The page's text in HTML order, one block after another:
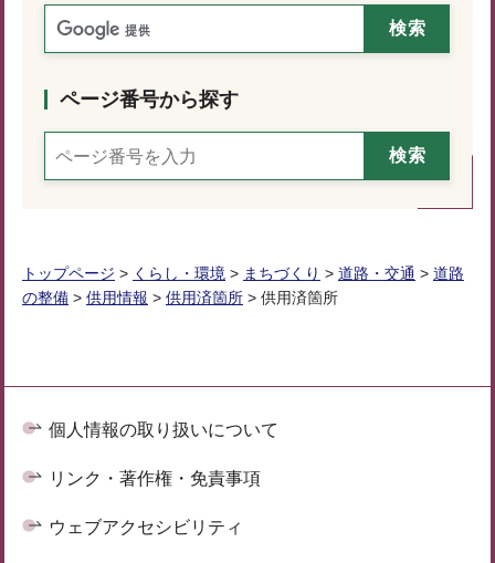
ページ番号から探す
トップページ > くらし・環境 > まちづくり > 道路・交通 > 道路
の整備 > 供用情報 > 供用済箇所 > 供用済箇所
個人情報の取り扱いについて
リンク・著作権・免責事項
ウェブアクセシビリティ